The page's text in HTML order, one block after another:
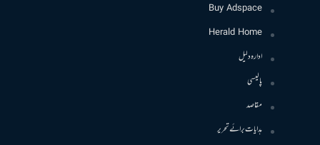
Buy Adspace
Herald Home
ادارہ دلیل
پالیسی
مقاصد
ہدایات برائے تحریر